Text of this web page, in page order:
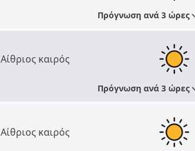
Πρόγνωση ανά 3 ώρες
Αίθριος καιρός
Πρόγνωση ανά 3 ώρες
Αίθριος καιρός